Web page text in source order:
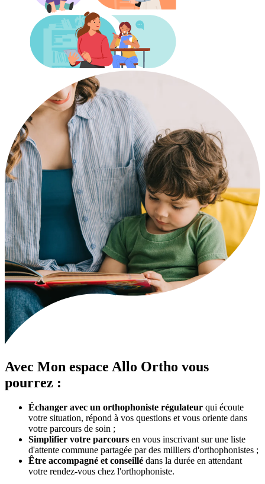
Avec Mon espace Allo Ortho vous
pourrez :
Échanger avec un orthophoniste régulateur qui écoute
votre situation, répond à vos questions et vous oriente dans
votre parcours de soin ;
Simplifier votre parcours en vous inscrivant sur une liste
d'attente commune partagée par des milliers d'orthophonistes ;
Être accompagné et conseillé dans la durée en attendant
votre rendez-vous chez l'orthophoniste.